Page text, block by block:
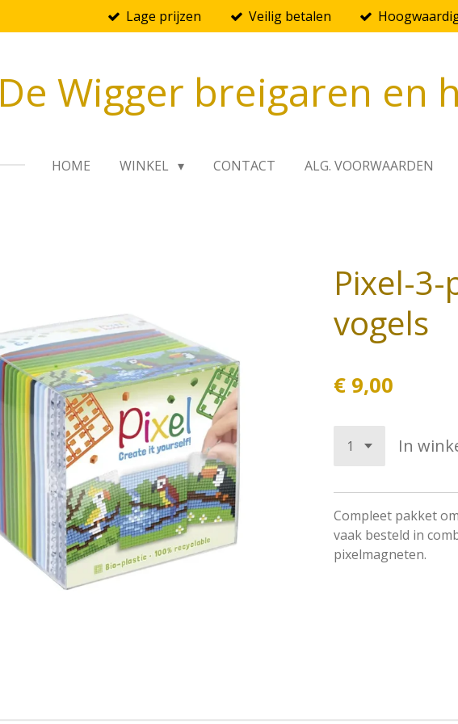
Lage prijzen Veilig betalen
De Wigger breigaren en
HOME WINKEL CONTACT ALG. VOORWAARDEN
Pixel-
vogels
€ 9,00
In
Compleet pakket
vaak besteld in
pixelmagneten.